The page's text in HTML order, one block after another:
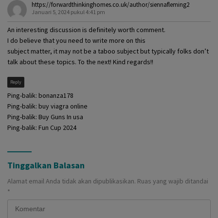
https://forwardthinkinghomes.co.uk/author/siennafleming2
Januari 5, 2024 pukul 4:41 pm
An interesting discussion is definitely worth comment.
I do believe that you need to write more on this
subject matter, it may not be a taboo subject but typically folks don’t
talk about these topics. To the next! Kind regards!!
Reply
Ping-balik: bonanza178
Ping-balik: buy viagra online
Ping-balik: Buy Guns In usa
Ping-balik: Fun Cup 2024
Tinggalkan Balasan
Alamat email Anda tidak akan dipublikasikan. Ruas yang wajib ditandai
*